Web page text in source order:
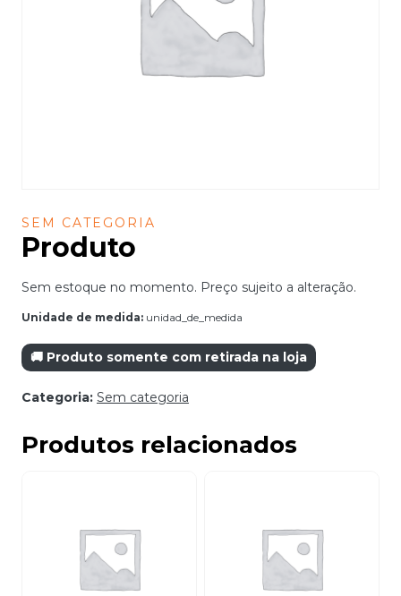
SEM CATEGORIA
Produto
Sem estoque no momento. Preço sujeito a alteração.
Unidade de medida: unidad_de_medida
🚚 Produto somente com retirada na loja
Categoria: Sem categoria
Produtos relacionados